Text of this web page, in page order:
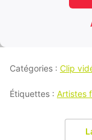
Catégories : Clip
Étiquettes : Artistes